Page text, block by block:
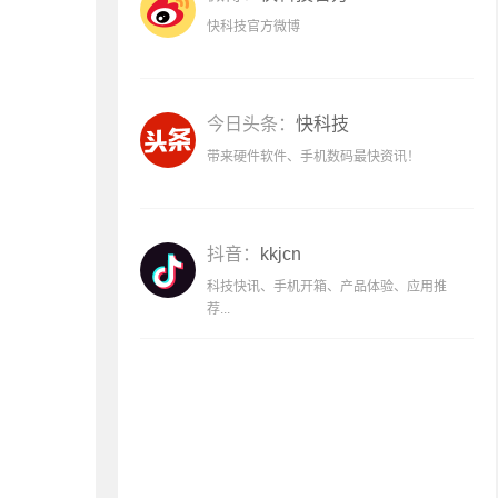
快科技官方微博
今日头条： 快科技
带来硬件软件、手机数码最快资讯！
抖音： kkjcn
科技快讯、手机开箱、产品体验、应用推
荐...